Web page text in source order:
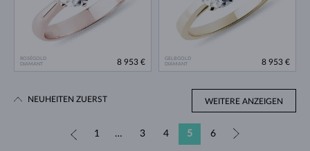
ROSÉGOLD
DIAMANT
8 953 €
GELBGOLD
DIAMANT
8 953 €
WEITERE ANZEIGEN
1 … 3 4 5 6
NEUHEITEN ZUERST